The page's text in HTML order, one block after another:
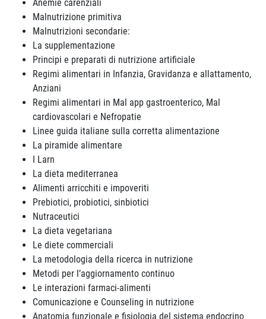
Anemie carenziali
Malnutrizione primitiva
Malnutrizioni secondarie:
La supplementazione
Principi e preparati di nutrizione artificiale
Regimi alimentari in Infanzia, Gravidanza e allattamento,
Anziani
Regimi alimentari in Mal app gastroenterico, Mal
cardiovascolari e Nefropatie
Linee guida italiane sulla corretta alimentazione
La piramide alimentare
I Larn
La dieta mediterranea
Alimenti arricchiti e impoveriti
Prebiotici, probiotici, sinbiotici
Nutraceutici
La dieta vegetariana
Le diete commerciali
La metodologia della ricerca in nutrizione
Metodi per l’aggiornamento continuo
Le interazioni farmaci-alimenti
Comunicazione e Counseling in nutrizione
Anatomia funzionale e fisiologia del sistema endocrino